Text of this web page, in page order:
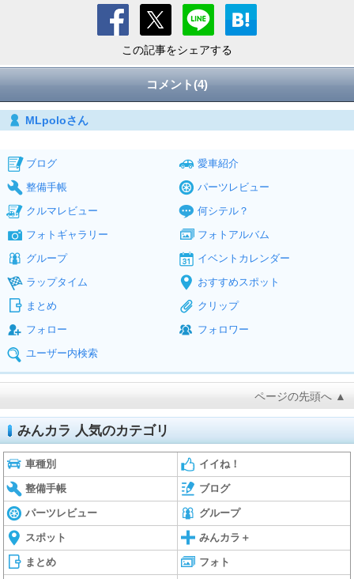
この記事をシェアする
コメント(4)
MLpoloさん
ブログ
愛車紹介
整備手帳
パーツレビュー
クルマレビュー
何シテル？
フォトギャラリー
フォトアルバム
グループ
イベントカレンダー
ラップタイム
おすすめスポット
まとめ
クリップ
フォロー
フォロワー
ユーザー内検索
ページの先頭へ ▲
みんカラ 人気のカテゴリ
車種別 イイね！
整備手帳 ブログ
パーツレビュー グループ
スポット みんカラ＋
まとめ フォト